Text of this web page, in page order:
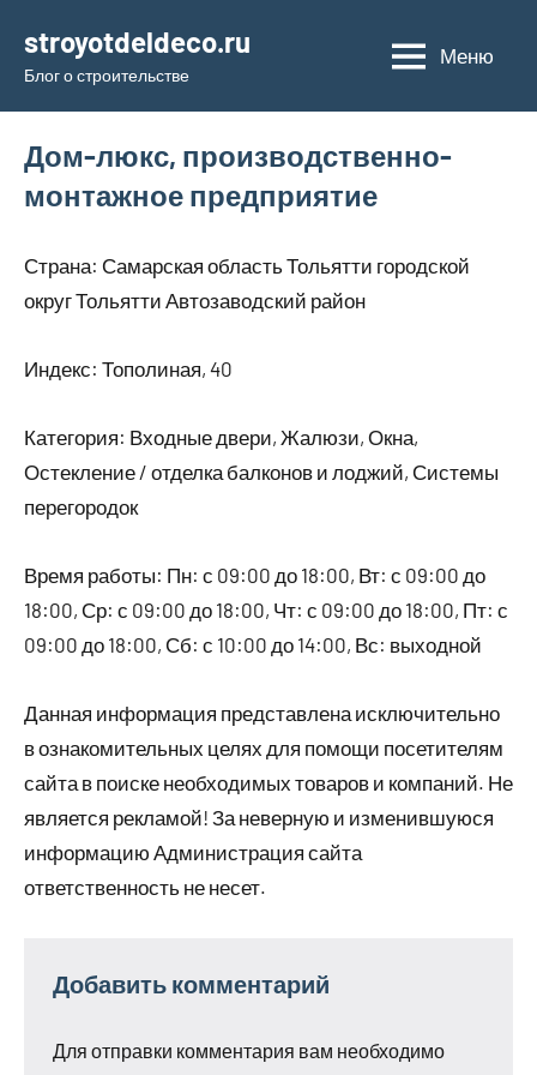
содержимому
stroyotdeldeco.ru
Блог о строительстве
Меню
Дом-люкс, производственно-
монтажное предприятие
Страна: Самарская область Тольятти городской
округ Тольятти Автозаводский район
Индекс: Тополиная, 40
Категория: Входные двери, Жалюзи, Окна,
Остекление / отделка балконов и лоджий, Системы
перегородок
Время работы: Пн: с 09:00 до 18:00, Вт: с 09:00 до
18:00, Ср: с 09:00 до 18:00, Чт: с 09:00 до 18:00, Пт: с
09:00 до 18:00, Сб: с 10:00 до 14:00, Вс: выходной
Данная информация представлена исключительно
в ознакомительных целях для помощи посетителям
сайта в поиске необходимых товаров и компаний. Не
является рекламой! За неверную и изменившуюся
информацию Администрация сайта
ответственность не несет.
Добавить комментарий
Для отправки комментария вам необходимо